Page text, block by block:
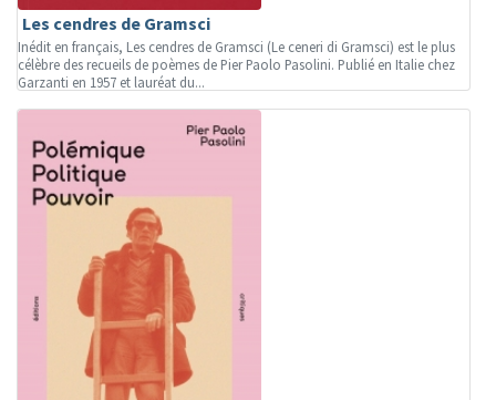
Les cendres de Gramsci
Inédit en français, Les cendres de Gramsci (Le ceneri di Gramsci) est le plus
célèbre des recueils de poèmes de Pier Paolo Pasolini. Publié en Italie chez
Garzanti en 1957 et lauréat du...